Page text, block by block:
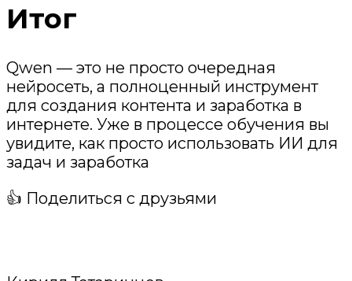
Итог
Qwen — это не просто очередная
нейросеть, а полноценный инструмент
для создания контента и заработка в
интернете. Уже в процессе обучения вы
увидите, как просто использовать ИИ для
задач и заработка
👍 Поделиться с друзьями